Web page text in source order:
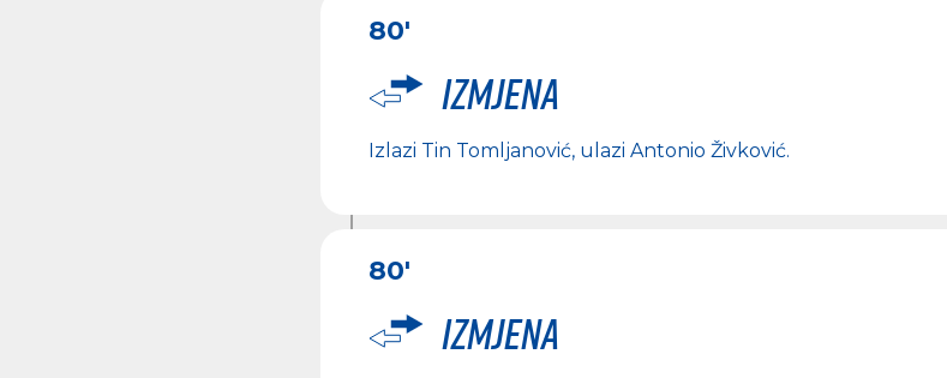
80'
Izmjena
Izlazi Tin Tomljanović, ulazi Antonio Živković.
80'
Izmjena